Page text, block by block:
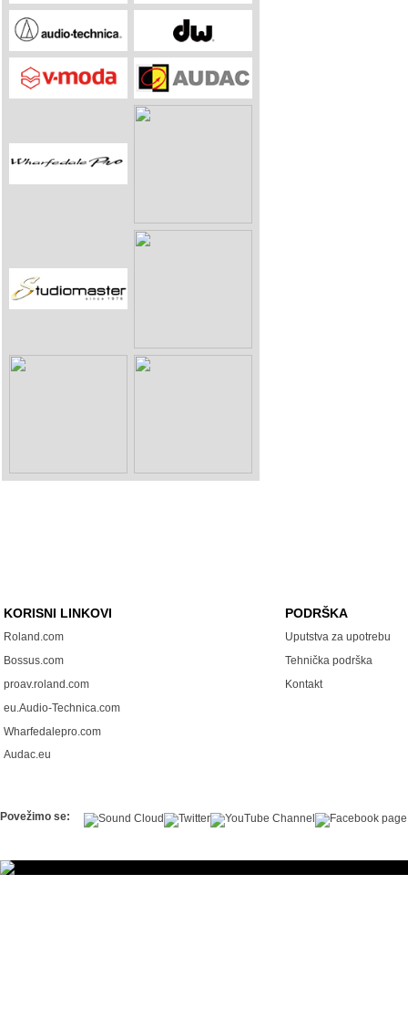
KORISNI LINKOVI
Roland.com
Bossus.com
proav.roland.com
eu.Audio-Technica.com
Wharfedalepro.com
Audac.eu
PODRŠKA
Uputstva za upotrebu
Tehnička podrška
Kontakt
Povežimo se: